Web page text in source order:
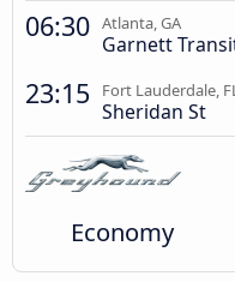
06:30 Atlanta, GA
Garnett
23:15 Fort Lauderdale,
Sheridan St
Economy